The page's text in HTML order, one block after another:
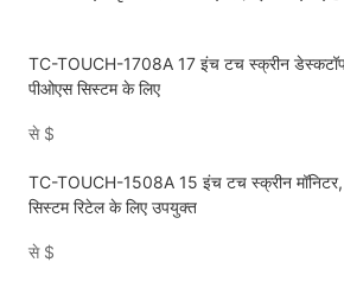
TC-TOUCH-1708A 17 इंच टच स्क्रीन डेस्कटॉप
पीओएस सिस्टम के लिए
से $
TC-TOUCH-1508A 15 इंच टच स्क्रीन
सिस्टम रिटेल के लिए उपयुक्त
से $